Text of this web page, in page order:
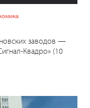
заводов —
Квадро» (10